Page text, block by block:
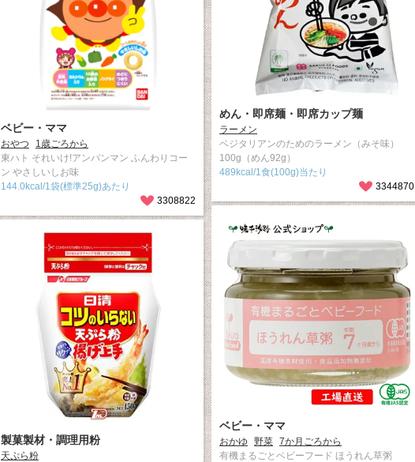
めん・即席麺・即席カップ麺
ラーメン
ベジタリアンのためのラーメン（みそ味）
100g（めん92g）
489kcal/1食(100g)当たり
3344870
ベビー・ママ
おやつ
1歳ごろから
東ハト それいけ!アンパンマン ふんわりコー
ン やさしいしお味
144.0kcal/1袋(標準25g)あたり
3308822
ベビー・ママ
おかゆ 野菜 7か月ごろから
有機まるごとベビーフード ほうれん草粥
製菓製材・調理用粉
天ぷら粉